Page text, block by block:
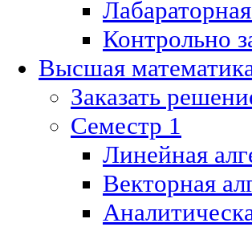
Контрольно
Высшая
Заказать
Семестр 1
Линейная
Векторная